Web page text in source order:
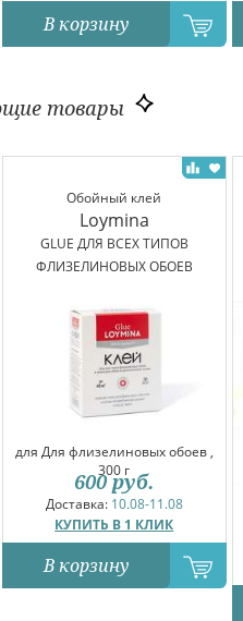
В корзину
товары
Обойный клей
Loymina
GLUE ДЛЯ ВСЕХ ТИПОВ
ФЛИЗЕЛИНОВЫХ ОБОЕВ
для Для флизелиновых обоев ,
300 г
Доставка: 10.08-11.08
КУПИТЬ В 1 КЛИК
600 руб.
В корзину